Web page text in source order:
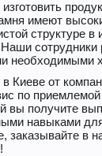
изготовить
имеют
структуре
сотрудники
необходимыми
Киеве от
по
вы получите
навыками
заказывайте в